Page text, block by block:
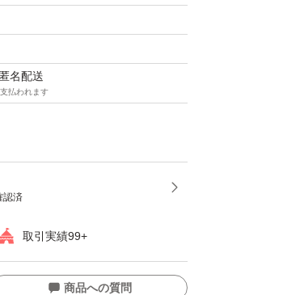
ございます。ご理解頂いた上
れ、配送中のトラブルが発生
せんのでご了承下さい。
名配送
払われます
認済
取引実績99+
商品への質問